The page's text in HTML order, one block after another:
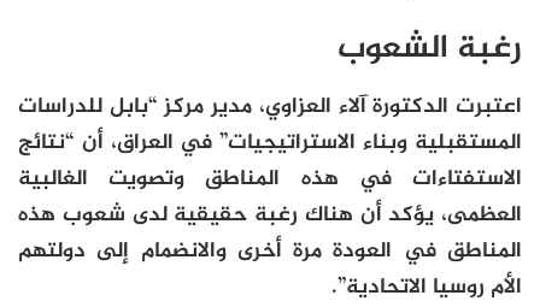
رغبة الشعوب
اعتبرت الدكتورة آلاء العزاوي، مدير مركز “بابل للدراسات
المستقبلية وبناء الاستراتيجيات” في العراق، أن “نتائج
الاستفتاءات في هذه المناطق وتصويت الغالبية
العظمى، يؤكد أن هناك رغبة حقيقية لدى شعوب هذه
المناطق في العودة مرة أخرى والانضمام إلى دولتهم
الأم روسيا الاتحادية”.